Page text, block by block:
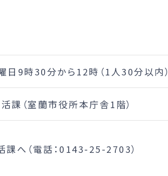
日9時30分から12時（1人30分以内）
課（室蘭市役所本庁舎1階）
課へ（電話：0143-25-2703）